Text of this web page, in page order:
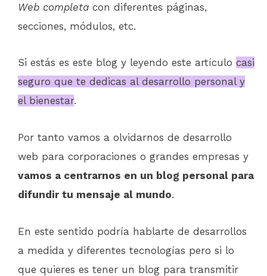
Web completa con diferentes páginas,
secciones, módulos, etc.
Si estás es este blog y leyendo este artículo casi
seguro que te dedicas al desarrollo personal y
el bienestar.
Por tanto vamos a olvidarnos de desarrollo
web para corporaciones o grandes empresas y
vamos a centrarnos en un blog personal para
difundir tu mensaje al mundo.
En este sentido podría hablarte de desarrollos
a medida y diferentes tecnologías pero si lo
que quieres es tener un blog para transmitir